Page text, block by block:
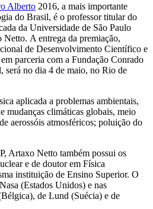
Alberto 2016, a mais importante
do Brasil, é o professor titular do
da Universidade de São Paulo
Netto. A entrega da premiação,
de Desenvolvimento Científico e
em parceria com a Fundação Conrado
será no dia 4 de maio, no Rio de
aplicada a problemas ambientais,
mudanças climáticas globais, meio
aerossóis atmosféricos; poluição do
Artaxo Netto também possui os
e de doutor em Física
instituição de Ensino Superior. O
(Estados Unidos) e nas
de Lund (Suécia) e de